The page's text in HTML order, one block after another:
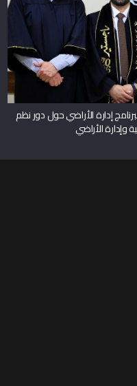
إدارة الأراضي حول دور نظم
وإدارة الأراضي